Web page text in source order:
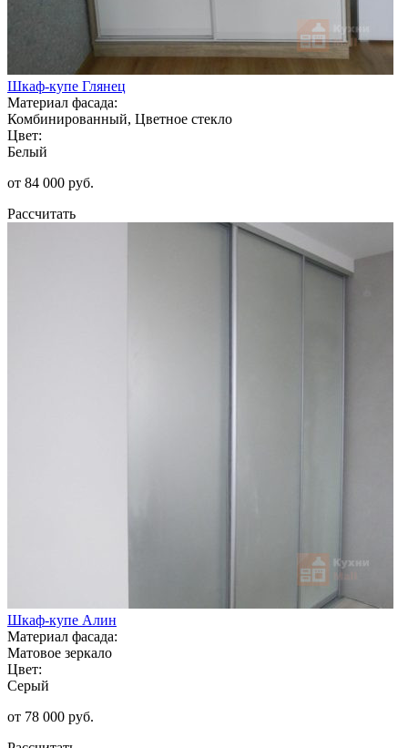
Шкаф-купе Глянец
Материал фасада:
Комбинированный, Цветное стекло
Цвет:
Белый
от 84 000 руб.
Рассчитать
Шкаф-купе Алин
Материал фасада:
Матовое зеркало
Цвет:
Серый
от 78 000 руб.